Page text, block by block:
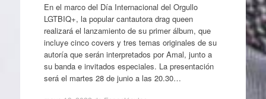
En el marco del Día Internacional del Orgullo
LGTBIQ+, la popular cantautora drag queen
realizará el lanzamiento de su primer álbum, que
incluye cinco covers y tres temas originales de su
autoría que serán interpretados por Amal, junto a
su banda e invitados especiales. La presentación
será el martes 28 de junio a las 20.30…